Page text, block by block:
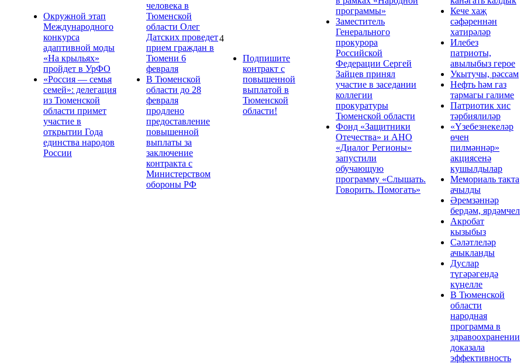
Окружной этап
Международного
конкурса
адаптивной моды
«На крыльях»
пройдет в УрФО
«Россия — семья
семей»: делегация
из Тюменской
области примет
участие в
открытии Года
единства народов
России
человека в
Тюменской
области Олег
Датских проведет
прием граждан в
Тюмени 6
февраля
В Тюменской
области до 28
февраля
продлено
предоставление
повышенной
выплаты за
заключение
контракта с
Министерством
обороны РФ
4
Подпишите
контракт с
повышенной
выплатой в
Тюменской
области!
программы»
Заместитель
Генерального
прокурора
Российской
Федерации Сергей
Зайцев принял
участие в заседании
коллегии
прокуратуры
Тюменской области
Фонд «Защитники
Отечества» и АНО
«Диалог Регионы»
запустили
обучающую
программу «Слышать.
Говорить. Помогать»
Кече хаҗ
сәфәреннән
хатирәләр
Илебез
патриоты,
авылыбыз герое
Укытучы, рәссам
Нефть һәм газ
тармагы галиме
Патриотик хис
тәрбиялиләр
«Үзебезнекеләр
өчен
пилмәннәр»
акциясенә
кушылдылар
Мемориаль такта
ачылды
Әремзәннәр
бердәм, ярдәмчел
Акробат
кызыбыз
Сәләтлеләр
ачыкланды
Дуслар
түгәрәгендә
күңелле
В Тюменской
области
народная
программа в
здравоохранении
доказала
эффективность